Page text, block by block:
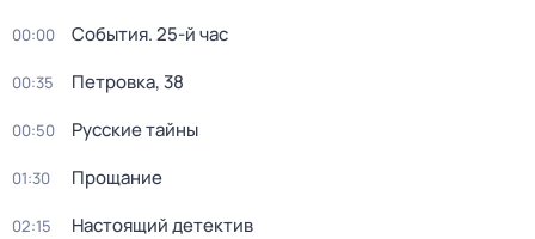
00:00 События. 25-й час
00:35 Петровка, 38
00:50 Русские тайны
01:30 Прощание
02:15 Настоящий детектив